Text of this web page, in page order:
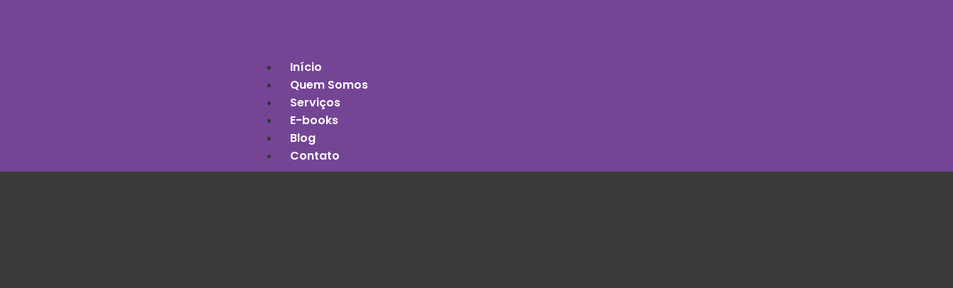
Início
Quem Somos
Serviços
E-books
Blog
Contato